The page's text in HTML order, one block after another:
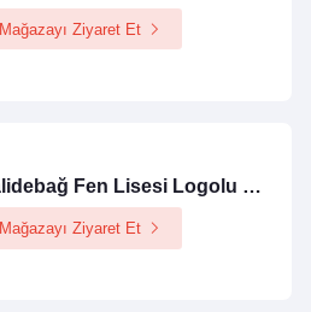
Mağazayı Ziyaret Et
Validebağ Fen Lisesi Logolu Ürünler Mağazası
Mağazayı Ziyaret Et